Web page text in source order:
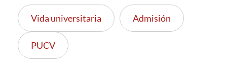
Vida universitaria Admisión
PUCV